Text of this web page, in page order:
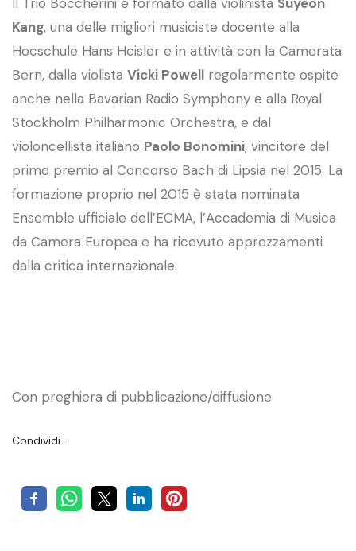
Kang, una delle migliori musiciste docente alla
Hocschule Hans Heisler e in attività con la Camerata
Bern, dalla violista Vicki Powell regolarmente ospite
anche nella Bavarian Radio Symphony e alla Royal
Stockholm Philharmonic Orchestra, e dal
violoncellista italiano Paolo Bonomini, vincitore del
primo premio al Concorso Bach di Lipsia nel 2015. La
formazione proprio nel 2015 è stata nominata
Ensemble ufficiale dell’ECMA, l’Accademia di Musica
da Camera Europea e ha ricevuto apprezzamenti
dalla critica internazionale.
Con preghiera di pubblicazione/diffusione
Condividi…